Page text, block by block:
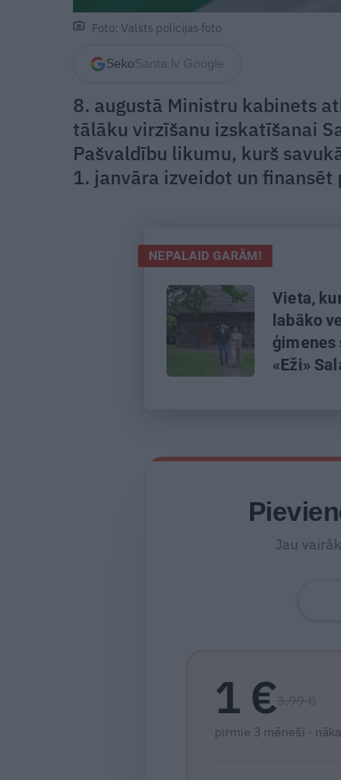
Foto: Valsts policijas foto
Seko Santa.lv Google
8. augustā Ministru kabinets
tālāku virzīšanu izskatīšanai
Pašvaldību likumu, kurš
1. janvāra izveidot un
NEPALAID GARĀM!
Vieta,
labāko
ģimenes
«Eži»
Jau
1 €
pirmie 3 mēneši ·